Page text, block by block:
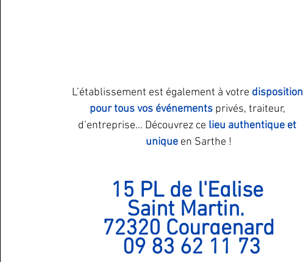
L’établissement est également à votre disposition
pour tous vos événements privés, traiteur,
d’entreprise... Découvrez ce lieu authentique et
unique en Sarthe !
15 PL de l'Eglise
Saint Martin,
72320 Courgenard
09 83 62 11 73